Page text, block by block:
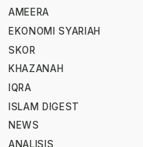
AMEERA
EKONOMI SYARIAH
SKOR
KHAZANAH
IQRA
ISLAM DIGEST
NEWS
ANALISIS